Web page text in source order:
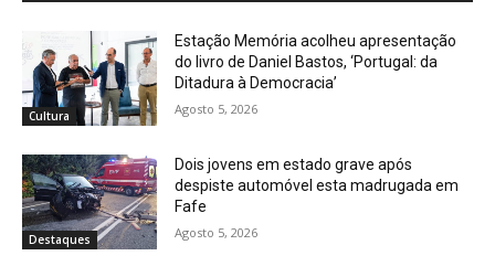
Cultura
Estação Memória acolheu apresentação
do livro de Daniel Bastos, ‘Portugal: da
Ditadura à Democracia’
Agosto 5, 2026
Destaques
Dois jovens em estado grave após
despiste automóvel esta madrugada em
Fafe
Agosto 5, 2026